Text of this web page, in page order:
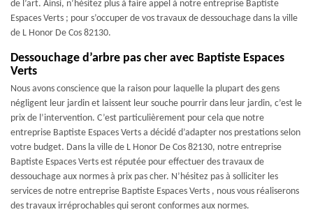
de l’art. Ainsi, n’hésitez plus à faire appel à notre entreprise Baptiste
Espaces Verts ; pour s’occuper de vos travaux de dessouchage dans la ville
de L Honor De Cos 82130.
Dessouchage d’arbre pas cher avec Baptiste Espaces
Verts
Nous avons conscience que la raison pour laquelle la plupart des gens
négligent leur jardin et laissent leur souche pourrir dans leur jardin, c’est le
prix de l’intervention. C’est particulièrement pour cela que notre
entreprise Baptiste Espaces Verts a décidé d’adapter nos prestations selon
votre budget. Dans la ville de L Honor De Cos 82130, notre entreprise
Baptiste Espaces Verts est réputée pour effectuer des travaux de
dessouchage aux normes à prix pas cher. N’hésitez pas à solliciter les
services de notre entreprise Baptiste Espaces Verts , nous vous réaliserons
des travaux irréprochables qui seront conformes aux normes.